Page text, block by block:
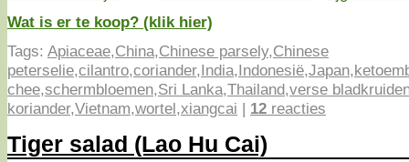
Wat is er te koop? (klik hier)
Tags: Apiaceae,China,Chinese parsely,Chinese
peterselie,cilantro,coriander,India,Indonesië,Japan,
chee,schermbloemen,Sri Lanka,Thailand,verse
koriander,Vietnam,wortel,xiangcai | 12 reacties
Tiger salad (Lao Hu Cai)